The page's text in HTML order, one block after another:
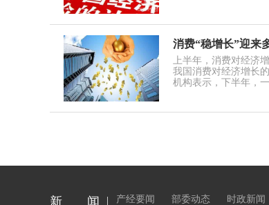
消费“稳增长”迎来
上半年，消费对经济
我国消费对经济增长
机构表示，下半年，
新 闻 产经要闻 部委动态 时政新闻